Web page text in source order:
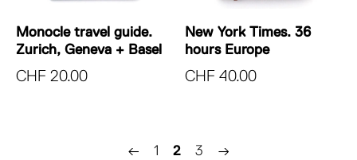
Monocle travel guide.
Zurich, Geneva + Basel
CHF 20.00
New York Times. 36
hours Europe
CHF 40.00
← 1 2 3 →